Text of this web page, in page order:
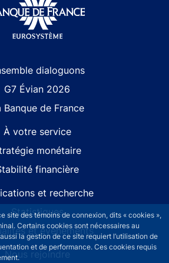
site des témoins de connexion, dits « cookies »,
Certains cookies sont nécessaires au
la gestion de ce site requiert l’utilisation de
et de performance. Ces cookies requis
dialoguons
G7 Évian 2026
Banque de France
À votre service
monétaire
financière
et recherche
Statistiques
et événements
Nous rejoindre